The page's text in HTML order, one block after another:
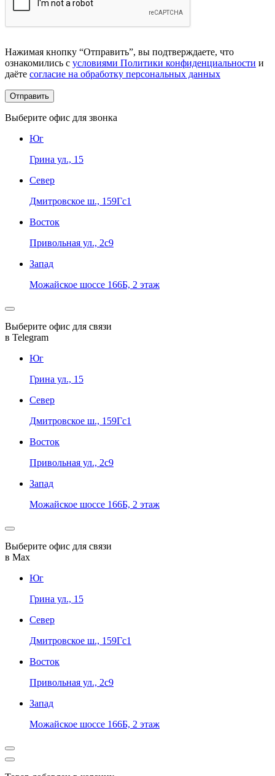
Нажимая кнопку “Отправить”, вы подтверждаете, что
ознакомились с условиями Политики конфиденциальности и
даёте согласие на обработку персональных данных
Выберите офис для звонка
Юг
Грина ул., 15
Север
Дмитровское ш., 159Гс1
Восток
Привольная ул., 2с9
Запад
Можайское шоссе 166Б, 2 этаж
Выберите офис для связи
в Telegram
Юг
Грина ул., 15
Север
Дмитровское ш., 159Гс1
Восток
Привольная ул., 2с9
Запад
Можайское шоссе 166Б, 2 этаж
Выберите офис для связи
в Max
Юг
Грина ул., 15
Север
Дмитровское ш., 159Гс1
Восток
Привольная ул., 2с9
Запад
Можайское шоссе 166Б, 2 этаж